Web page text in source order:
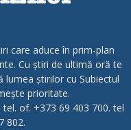
care aduce în prim-plan
Cu știri de ultimă oră te
lumea știrilor cu Subiectul
prioritate.
of. +373 69 403 700. tel
802.